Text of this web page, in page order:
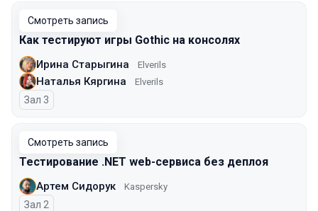
Смотреть запись
Как тестируют игры Gothic на консолях
Ирина Старыгина Elverils
Наталья Кяргина Elverils
Зал 3
Смотреть запись
Тестирование .NET web-сервиса без деплоя
Артем Сидорук Kaspersky
Зал 2